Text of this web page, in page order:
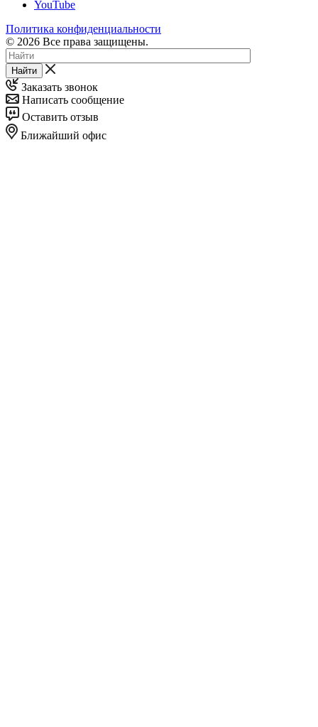
YouTube
Политика конфиденциальности
© 2026 Все права защищены.
Найти
Заказать звонок
Написать сообщение
Оставить отзыв
Ближайший офис